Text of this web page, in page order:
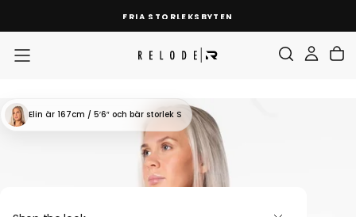
CONTENT
FRIA STORLEKSBYTEN
Elin är 167cm / 5′6″ och bär storlek S